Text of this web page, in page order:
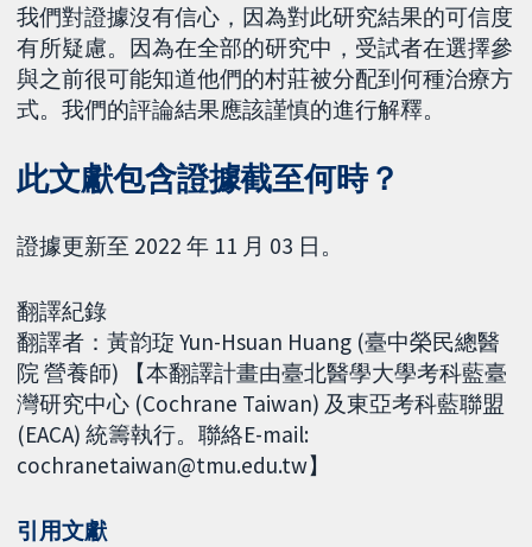
我們對證據沒有信心，因為對此研究結果的可信度
有所疑慮。因為在全部的研究中，受試者在選擇參
與之前很可能知道他們的村莊被分配到何種治療方
式。我們的評論結果應該謹慎的進行解釋。
此文獻包含證據截至何時？
證據更新至 2022 年 11 月 03 日。
翻譯紀錄
翻譯者：黃韵琁 Yun-Hsuan Huang (臺中榮民總醫
院 營養師) 【本翻譯計畫由臺北醫學大學考科藍臺
灣研究中心 (Cochrane Taiwan) 及東亞考科藍聯盟
(EACA) 統籌執行。聯絡E-mail:
cochranetaiwan@tmu.edu.tw】
引用文獻